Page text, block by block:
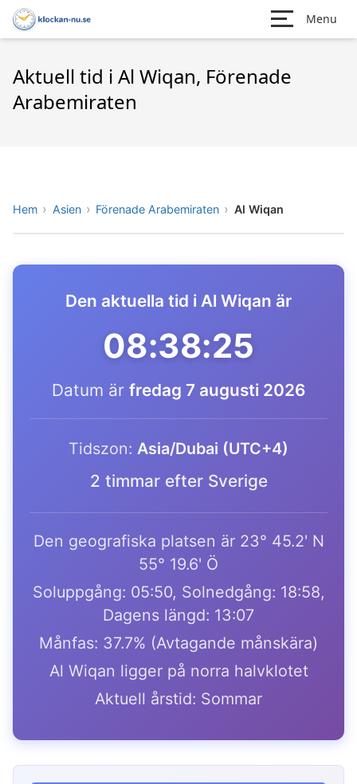
Menu
Aktuell tid i Al Wiqan, Förenade
Arabemiraten
Hem Asien Förenade Arabemiraten Al Wiqan
Den aktuella tid i Al Wiqan är
08:38:25
Datum är fredag 7 augusti 2026
Tidszon: Asia/Dubai (UTC+4)
2 timmar efter Sverige
Den geografiska platsen är 23° 45.2' N
55° 19.6' Ö
Soluppgång: 05:50, Solnedgång: 18:58,
Dagens längd: 13:07
Månfas: 37.7% (Avtagande månskära)
Al Wiqan ligger på norra halvklotet
Aktuell årstid: Sommar